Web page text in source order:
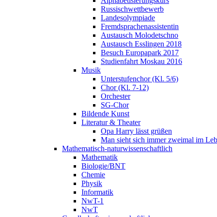
Russischwettbewerb
Landesolympiade
Fremdsprachenassistentin
Austausch Molodetschno
Austausch Esslingen 2018
Besuch Europapark 2017
Studienfahrt Moskau 2016
Musik
Unterstufenchor (Kl. 5/6)
Chor (Kl. 7-12)
Orchester
SG-Chor
Bildende Kunst
Literatur & Theater
Opa Harry lässt grüßen
Man sieht sich immer zweimal im
Mathematisch-naturwissenschaftlich
Mathematik
Biologie/BNT
Chemie
Physik
Informatik
NwT-1
NwT